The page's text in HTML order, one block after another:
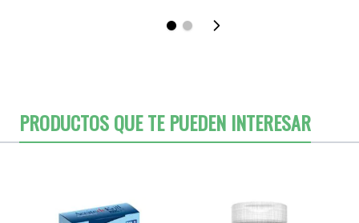
PRODUCTOS QUE TE PUEDEN INTERESAR